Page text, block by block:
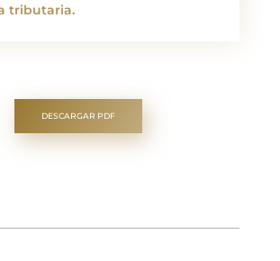
tributaria.
DESCARGAR PDF